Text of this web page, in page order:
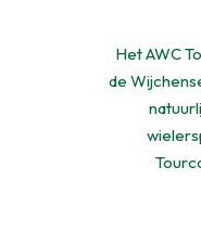
Het AWC
de